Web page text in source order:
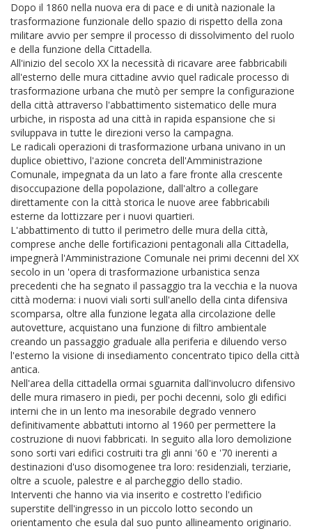
Dopo il 1860 nella nuova era di pace e di unità nazionale la
trasformazione funzionale dello spazio di rispetto della zona
militare avvio per sempre il processo di dissolvimento del ruolo
e della funzione della Cittadella.
All'inizio del secolo XX la necessità di ricavare aree fabbricabili
all'esterno delle mura cittadine avvio quel radicale processo di
trasformazione urbana che mutò per sempre la configurazione
della città attraverso l'abbattimento sistematico delle mura
urbiche, in risposta ad una città in rapida espansione che si
sviluppava in tutte le direzioni verso la campagna.
Le radicali operazioni di trasformazione urbana univano in un
duplice obiettivo, l'azione concreta dell'Amministrazione
Comunale, impegnata da un lato a fare fronte alla crescente
disoccupazione della popolazione, dall'altro a collegare
direttamente con la città storica le nuove aree fabbricabili
esterne da lottizzare per i nuovi quartieri.
L'abbattimento di tutto il perimetro delle mura della città,
comprese anche delle fortificazioni pentagonali alla Cittadella,
impegnerà l'Amministrazione Comunale nei primi decenni del XX
secolo in un 'opera di trasformazione urbanistica senza
precedenti che ha segnato il passaggio tra la vecchia e la nuova
città moderna: i nuovi viali sorti sull'anello della cinta difensiva
scomparsa, oltre alla funzione legata alla circolazione delle
autovetture, acquistano una funzione di filtro ambientale
creando un passaggio graduale alla periferia e diluendo verso
l'esterno la visione di insediamento concentrato tipico della città
antica.
Nell'area della cittadella ormai sguarnita dall'involucro difensivo
delle mura rimasero in piedi, per pochi decenni, solo gli edifici
interni che in un lento ma inesorabile degrado vennero
definitivamente abbattuti intorno al 1960 per permettere la
costruzione di nuovi fabbricati. In seguito alla loro demolizione
sono sorti vari edifici costruiti tra gli anni '60 e '70 inerenti a
destinazioni d'uso disomogenee tra loro: residenziali, terziarie,
oltre a scuole, palestre e al parcheggio dello stadio.
Interventi che hanno via via inserito e costretto l'edificio
superstite dell'ingresso in un piccolo lotto secondo un
orientamento che esula dal suo punto allineamento originario.